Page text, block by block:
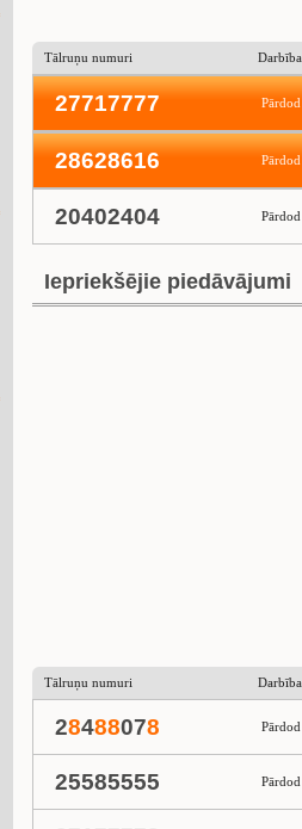
Tālruņu numuri Darbība
27717777 Pārdod
28628616 Pārdod
20402404 Pārdod
Iepriekšējie piedāvājumi
Tālruņu numuri Darbība
28488078 Pārdod
25585555 Pārdod